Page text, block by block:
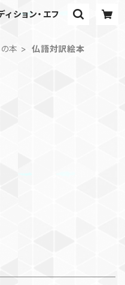
ション・エフ
本 仏語対訳絵本